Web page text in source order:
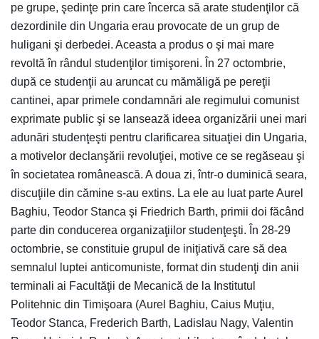
pe grupe, şedinţe prin care încerca să arate studenţilor că
dezordinile din Ungaria erau provocate de un grup de
huligani şi derbedei. Aceasta a produs o şi mai mare
revoltă în rândul studenţilor timişoreni. În 27 octombrie,
după ce studenţii au aruncat cu mămăligă pe pereţii
cantinei, apar primele condamnări ale regimului comunist
exprimate public şi se lansează ideea organizării unei mari
adunări studenţeşti pentru clarificarea situaţiei din Ungaria,
a motivelor declanşării revoluţiei, motive ce se regăseau şi
în societatea românească. A doua zi, într-o duminică seara,
discuţiile din cămine s-au extins. La ele au luat parte Aurel
Baghiu, Teodor Stanca şi Friedrich Barth, primii doi făcând
parte din conducerea organizaţiilor studenţeşti. În 28-29
octombrie, se constituie grupul de iniţiativă care să dea
semnalul luptei anticomuniste, format din studenţi din anii
terminali ai Facultăţii de Mecanică de la Institutul
Politehnic din Timişoara (Aurel Baghiu, Caius Muţiu,
Teodor Stanca, Frederich Barth, Ladislau Nagy, Valentin